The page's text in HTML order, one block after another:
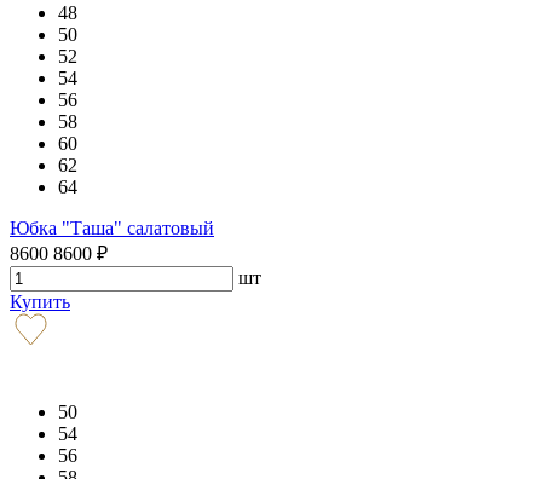
48
50
52
54
56
58
60
62
64
Юбка "Таша" салатовый
8600 8600 ₽
шт
Купить
50
54
56